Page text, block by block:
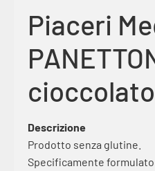
Piaceri
Descrizione
Prodotto senza glutine.
Specificamente